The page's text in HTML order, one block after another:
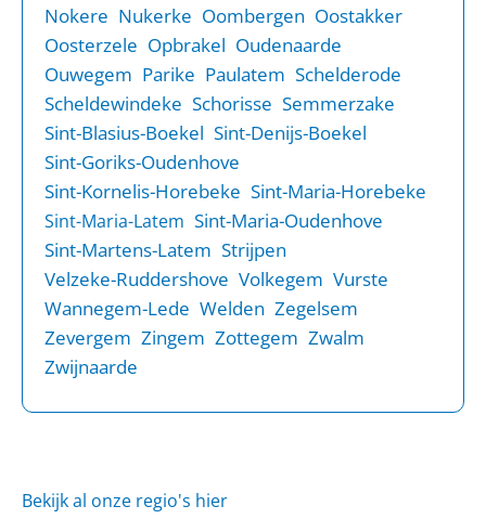
Nokere Nukerke Oombergen Oostakker
Oosterzele Opbrakel Oudenaarde
Ouwegem Parike Paulatem Schelderode
Scheldewindeke Schorisse Semmerzake
Sint-Blasius-Boekel Sint-Denijs-Boekel
Sint-Goriks-Oudenhove
Sint-Kornelis-Horebeke Sint-Maria-Horebeke
Sint-Maria-Latem Sint-Maria-Oudenhove
Sint-Martens-Latem Strijpen
Velzeke-Ruddershove Volkegem Vurste
Wannegem-Lede Welden Zegelsem
Zevergem Zingem Zottegem Zwalm
Zwijnaarde
Bekijk al onze regio's hier